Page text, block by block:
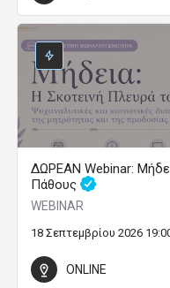
ΔΩΡΕΑΝ Webinar:
Πάθους
WEBINAR
18 Σεπτεμβρίου 2026
ONLINE